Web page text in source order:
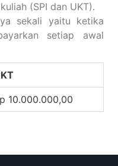
(SPI dan UKT).
sekali yaitu ketika
setiap awal
10.000.000,00